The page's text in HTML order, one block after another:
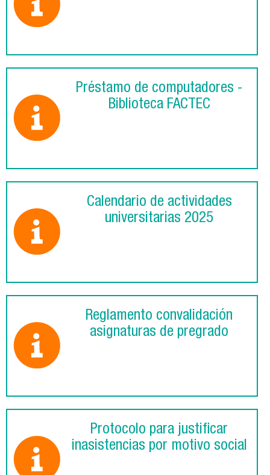
Préstamo de computadores -
Biblioteca FACTEC
Calendario de actividades
universitarias 2025
Reglamento convalidación
asignaturas de pregrado
Protocolo para justificar
inasistencias por motivo social